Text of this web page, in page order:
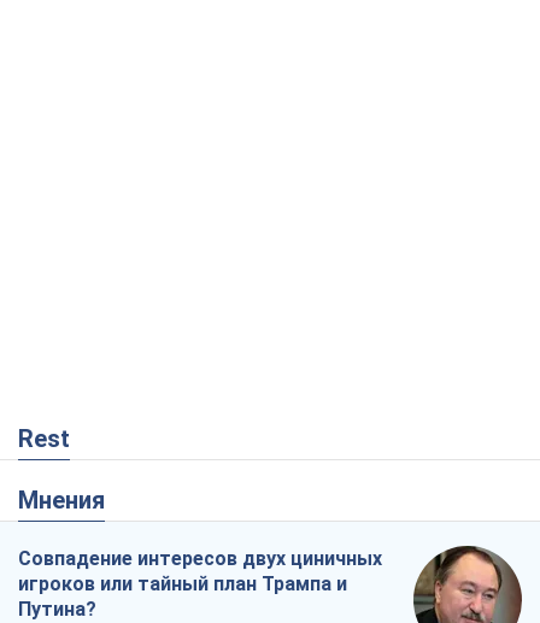
Rest
Мнения
Совпадение интересов двух циничных
игроков или тайный план Трампа и
Путина?